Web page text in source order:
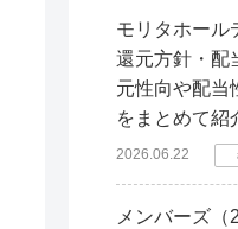
モリタホール
還元方針・配
元性向や配当
をまとめて紹
2026.06.22
メンバーズ